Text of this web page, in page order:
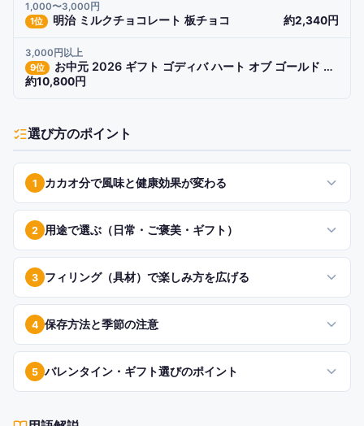
1,000〜3,000円
1位 明治 ミルクチョコレート 板チョコ 約2,340円
3,000円以上
9位 お中元 2026 ギフト ゴディバ ハート オブ ゴールド コレクション
約10,800円
選び方のポイント
1 カカオ分で風味と健康効果が変わる
2 用途で選ぶ（日常・ご褒美・ギフト）
3 フィリング（具材）で楽しみ方を広げる
4 保存方法と季節の注意
5 バレンタイン・ギフト選びのポイント